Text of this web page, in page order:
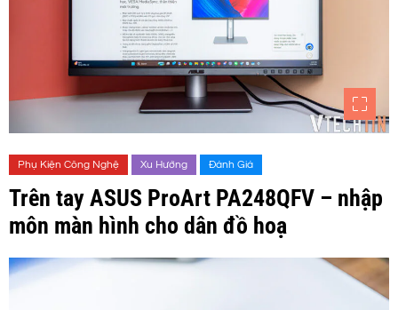
Phụ Kiện Công Nghệ Xu Hướng Đánh Giá
Trên tay ASUS ProArt PA248QFV – nhập
môn màn hình cho dân đồ hoạ